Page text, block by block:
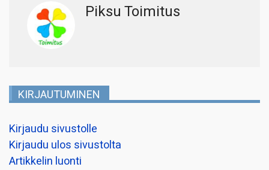
Piksu Toimitus
KIRJAUTUMINEN
Kirjaudu sivustolle
Kirjaudu ulos sivustolta
Artikkelin luonti